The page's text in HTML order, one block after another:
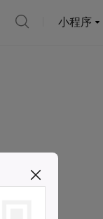
小程序